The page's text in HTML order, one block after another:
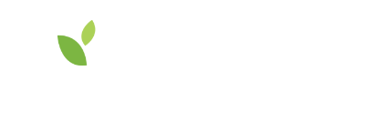
Przejdź